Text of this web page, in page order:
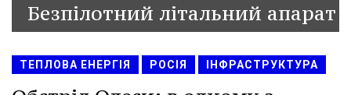
Безпілотний літальний апарат
ТЕПЛОВА ЕНЕРГІЯ РОСІЯ ІНФРАСТРУКТУРА